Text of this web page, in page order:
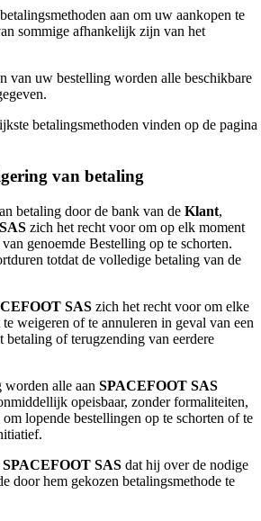
aan om uw aankopen te
sommige afhankelijk zijn van het
van uw bestelling worden alle beschikbare
betalingsmethoden vinden op de pagina
van betaling
betaling door de bank van de Klant,
zich het recht voor om op elk moment
genoemde Bestelling op te schorten.
totdat de volledige betaling van de
SAS zich het recht voor om elke
te weigeren of te annuleren in geval van een
betaling of terugzending van eerdere
alle aan SPACEFOOT SAS
opeisbaar, zonder formaliteiten,
lopende bestellingen op te schorten of te
SPACEFOOT SAS dat hij over de nodige
door hem gekozen betalingsmethode te